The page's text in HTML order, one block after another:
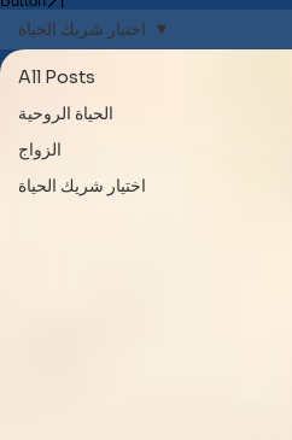
Button
All Posts
الحياة الروحية
اختيار شريك الحياة